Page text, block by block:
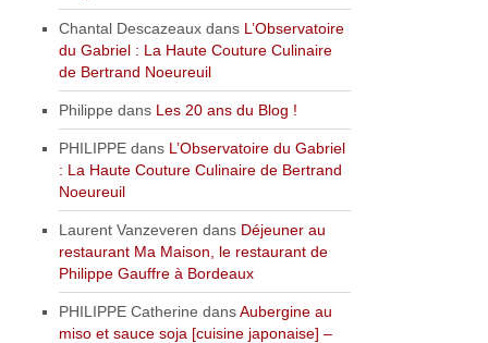
Chantal Descazeaux dans L’Observatoire
du Gabriel : La Haute Couture Culinaire
de Bertrand Noeureuil
Philippe dans Les 20 ans du Blog !
PHILIPPE dans L’Observatoire du Gabriel
: La Haute Couture Culinaire de Bertrand
Noeureuil
Laurent Vanzeveren dans Déjeuner au
restaurant Ma Maison, le restaurant de
Philippe Gauffre à Bordeaux
PHILIPPE Catherine dansAubergine au
miso et sauce soja [cuisine japonaise] –